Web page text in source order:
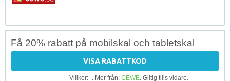
Få 20% rabatt på mobilskal och tabletskal
VISA RABATTKOD
Villkor: -. Mer från: CEWE. Giltig tills vidare.